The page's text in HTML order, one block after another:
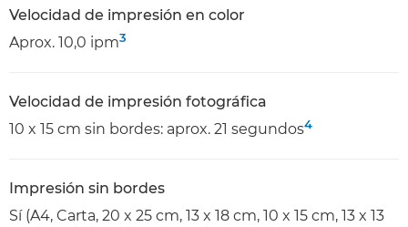
Velocidad de impresión en color
Aprox. 10,0 ipm3
Velocidad de impresión fotográfica
10 x 15 cm sin bordes: aprox. 21 segundos4
Impresión sin bordes
Sí (A4, Carta, 20 x 25 cm, 13 x 18 cm, 10 x 15 cm, 13 x 13